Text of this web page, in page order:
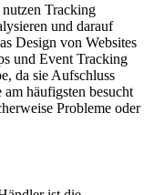
Tracking
und darauf
Design von Websites
und Event Tracking
da sie Aufschluss
häufigsten besucht
Probleme oder